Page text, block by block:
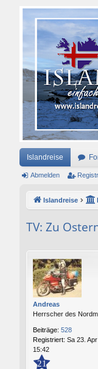
Islandreise
Abmelden
Islandreise
TV: Zu
Andreas
Herrscher des
Beiträge: 528
Registriert: Sa 23. Apr
15:42
21